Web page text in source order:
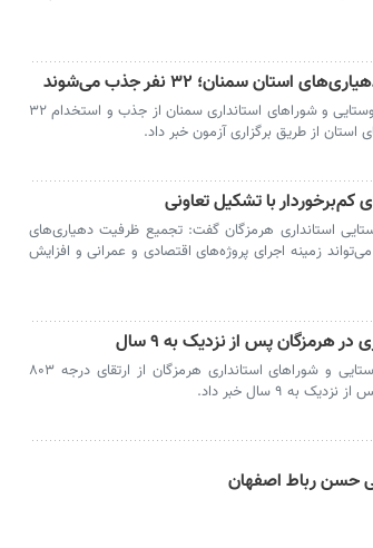
استان سمنان؛ ۳۲ نفر جذب می‌شوند
سمنان-‌ مدیرکل دفتر امور روستایی و شوراهای استانداری سمنان از جذب و استخدام ۳۲
استان از طریق برگزاری آزمون خبر داد.
کم‌برخوردار با تشکیل تعاونی
استانداری هرمزگان گفت: تجمیع ظرفیت دهیاری‌های
زمینه اجرای پروژه‌های اقتصادی و عمرانی و افزایش
بندرعباس- مدیرکل امور روستایی و شوراهای استانداری هرمزگان از ارتقای درجه ۸۰۳
به ۹ سال خبر داد.
حسن رباط اصفهان